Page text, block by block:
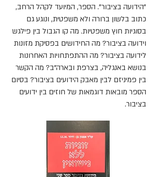
"הידועה בציבור". הספר, המיועד לקהל הרחב,
כתוב בלשון ברורה ולא משפטית, ונוגע גם
בסוגיות חוץ משפטיות. מה קו הגבול בין פילגש
וידועה בציבור? מה החידושים בפסיקת מזונות
לידועה בציבור? מה ההתפתחויות האחרונות
בנושא באנגליה, בצרפת ובארה"ב? מה הקשר
בין פמיניזם לבין מאבק הידועים בציבור? בסיום
הספר מובאות דוגמאות של חוזים בין ידועים
בציבור.